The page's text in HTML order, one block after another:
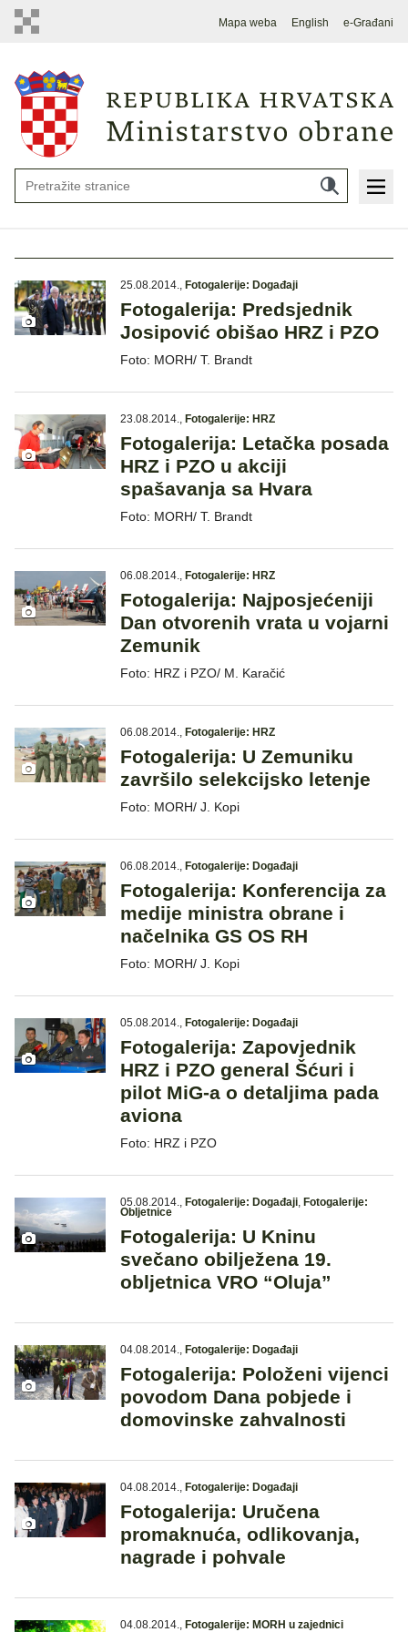
Mapa weba English e-Građani
25.08.2014., Fotogalerije: Događaji
Fotogalerija: Predsjednik
Josipović obišao HRZ i PZO
Foto: MORH/ T. Brandt
23.08.2014., Fotogalerije: HRZ
Fotogalerija: Letačka posada
HRZ i PZO u akciji
spašavanja sa Hvara
Foto: MORH/ T. Brandt
06.08.2014., Fotogalerije: HRZ
Fotogalerija: Najposjećeniji
Dan otvorenih vrata u vojarni
Zemunik
Foto: HRZ i PZO/ M. Karačić
06.08.2014., Fotogalerije: HRZ
Fotogalerija: U Zemuniku
završilo selekcijsko letenje
Foto: MORH/ J. Kopi
06.08.2014., Fotogalerije: Događaji
Fotogalerija: Konferencija za
medije ministra obrane i
načelnika GS OS RH
Foto: MORH/ J. Kopi
05.08.2014., Fotogalerije: Događaji
Fotogalerija: Zapovjednik
HRZ i PZO general Šćuri i
pilot MiG-a o detaljima pada
aviona
Foto: HRZ i PZO
05.08.2014., Fotogalerije: Događaji, Fotogalerije:
Obljetnice
Fotogalerija: U Kninu
svečano obilježena 19.
obljetnica VRO “Oluja”
04.08.2014., Fotogalerije: Događaji
Fotogalerija: Položeni vijenci
povodom Dana pobjede i
domovinske zahvalnosti
04.08.2014., Fotogalerije: Događaji
Fotogalerija: Uručena
promaknuća, odlikovanja,
nagrade i pohvale
04.08.2014., Fotogalerije: MORH u zajednici